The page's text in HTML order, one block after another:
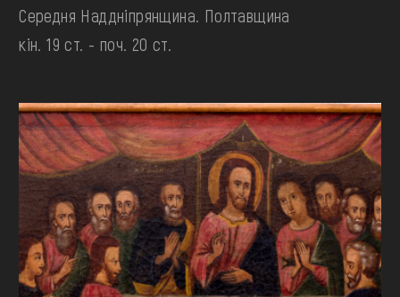
Середня Наддніпрянщина. Полтавщина
кін. 19 ст. - поч. 20 ст.